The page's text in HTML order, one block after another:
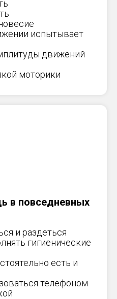
испытывает
движений
моторики
в повседневных
и раздеться
гигиенические
есть и
телефоном